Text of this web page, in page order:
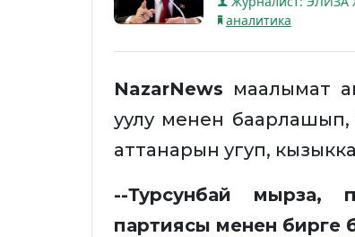
аналитика
NazarNews маалымат
уулу менен
аттанарын угуп,
--Турсунбай мырза,
партиясы менен бирге